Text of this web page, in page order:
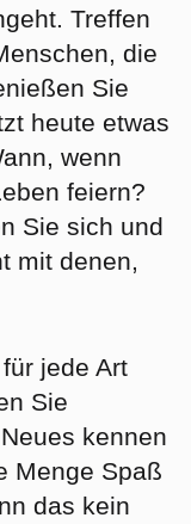
Treffen
die
Sie
heute etwas
wenn
feiern?
Sie sich und
mit denen,
jede Art
Sie
kennen
Menge Spaß
das kein